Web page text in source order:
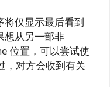
将仅显示最后看到
想从另一部非
位置，可以尝试使
，对方会收到有关